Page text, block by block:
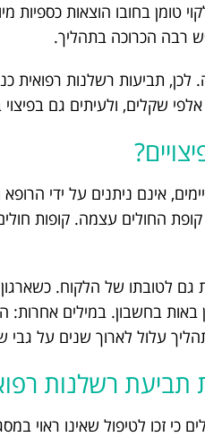
טומן בחובו הוצאות
רבה הכרוכה בתהליך.
לכן, תביעות רשלנות רפואית
שקלים, ולעיתים גם בפיצוי
אינם ניתנים על ידי
החולים עצמה. קופות
לטובתו של הלקוח. כשארגון
באות בחשבון. במילים
עלול לארוך שנים על גבי
רשלנות
כי זכו לטיפול שאינו ראוי